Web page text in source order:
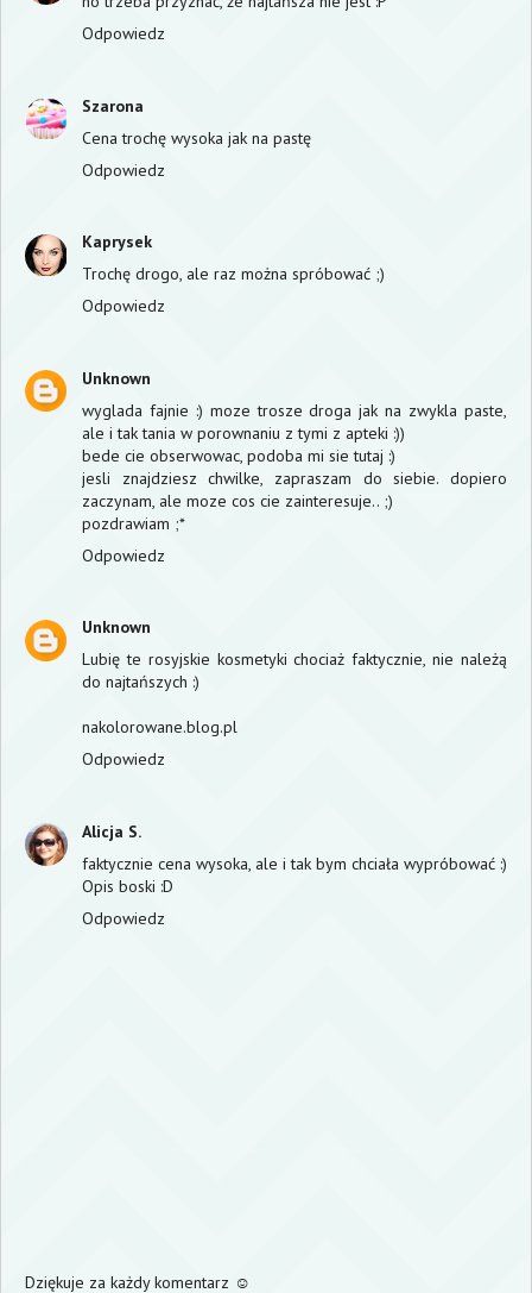
Odpowiedz
Szarona
Cena trochę wysoka jak na pastę
Odpowiedz
Kaprysek
Trochę drogo, ale raz można spróbować ;)
Odpowiedz
Unknown
wyglada fajnie :) moze trosze droga jak na zwykla paste,
ale i tak tania w porownaniu z tymi z apteki :))
bede cie obserwowac, podoba mi sie tutaj :)
jesli znajdziesz chwilke, zapraszam do siebie. dopiero
zaczynam, ale moze cos cie zainteresuje.. ;)
pozdrawiam ;*
Odpowiedz
Unknown
Lubię te rosyjskie kosmetyki chociaż faktycznie, nie należą
do najtańszych :)
nakolorowane.blog.pl
Odpowiedz
Alicja S.
faktycznie cena wysoka, ale i tak bym chciała wypróbować :)
Opis boski :D
Odpowiedz
Dziękuje za każdy komentarz ☺